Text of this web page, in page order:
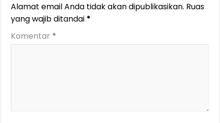
Alamat email Anda tidak akan dipublikasikan. Ruas
yang wajib ditandai *
Komentar *